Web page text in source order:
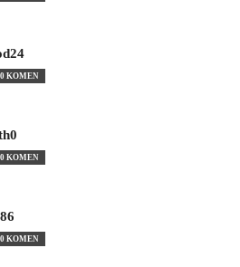
0 KOMEN
0 KOMEN
0 KOMEN